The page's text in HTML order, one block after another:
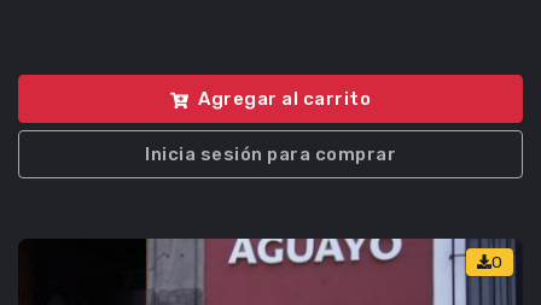
Agregar al carrito
Inicia sesión para comprar
0